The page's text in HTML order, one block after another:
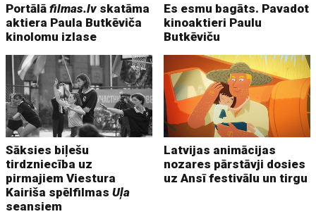
Portālāfilmas.lv skatāma
aktiera Paula Butkēviča
kinolomu izlase
Es esmu bagāts. Pavadot
kinoaktieri Paulu
Butkēviču
Sāksies biļešu
tirdzniecība uz
pirmajiem Viestura
Kairiša spēlfilmasUļa
seansiem
Latvijas animācijas
nozares pārstāvji dosies
uz Ansī festivālu un tirgu